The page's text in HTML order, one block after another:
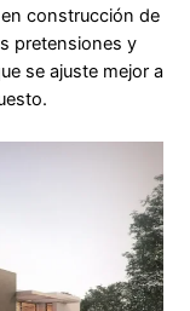
construcción de
pretensiones y
se ajuste mejor a